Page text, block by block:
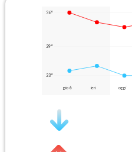
36°
29°
23°
gio 6 ieri oggi